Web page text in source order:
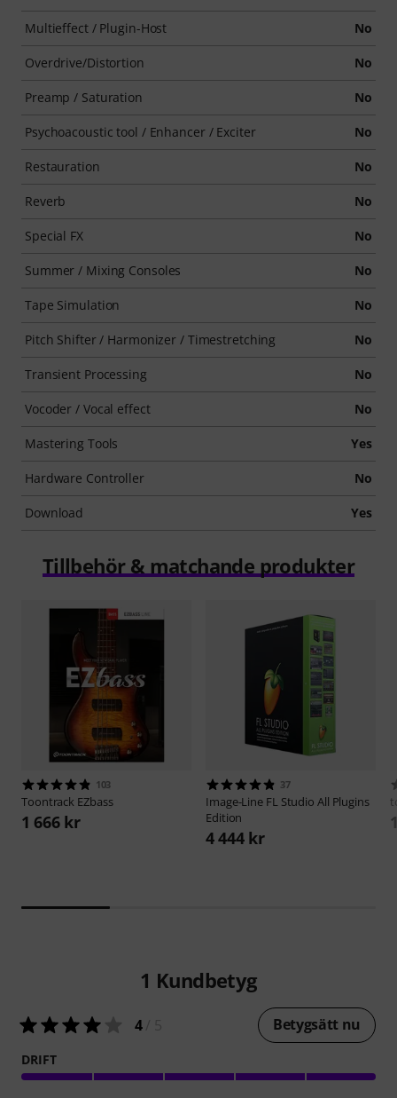
Multieffect / Plugin-Host No
Overdrive/Distortion No
Preamp / Saturation No
Psychoacoustic tool / Enhancer / Exciter No
Restauration No
Reverb No
Special FX No
Summer / Mixing Consoles No
Tape Simulation No
Pitch Shifter / Harmonizer / Timestretching No
Transient Processing No
Vocoder / Vocal effect No
Mastering Tools Yes
Hardware Controller No
Download Yes
Tillbehör & matchande produkter
103
Toontrack EZbass
1 666 kr
37
Image-Line FL Studio All Plugins
Edition
4 444 kr
1 Kundbetyg
4/ 5 Betygsätt nu
DRIFT